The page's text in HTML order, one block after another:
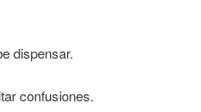
dispensar.
confusiones.